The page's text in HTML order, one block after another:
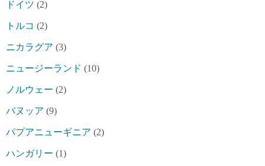
ドイツ (2)
トルコ (2)
ニカラグア (3)
ニュージーランド (10)
ノルウェー (2)
バヌッア (9)
パプアニューギニア (2)
ハンガリー (1)